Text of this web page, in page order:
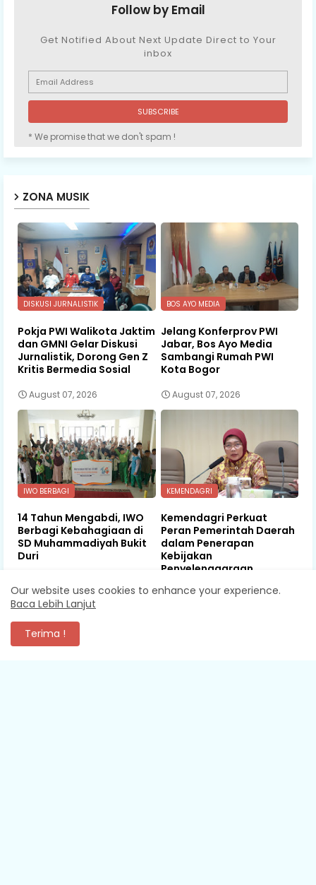
Follow by Email
Get Notified About Next Update Direct to Your
inbox
* We promise that we don't spam !
ZONA MUSIK
DISKUSI JURNALISTIK
Pokja PWI Walikota Jaktim
dan GMNI Gelar Diskusi
Jurnalistik, Dorong Gen Z
Kritis Bermedia Sosial
August 07, 2026
BOS AYO MEDIA
Jelang Konferprov PWI
Jabar, Bos Ayo Media
Sambangi Rumah PWI
Kota Bogor
August 07, 2026
IWO BERBAGI
14 Tahun Mengabdi, IWO
Berbagi Kebahagiaan di
SD Muhammadiyah Bukit
Duri
KEMENDAGRI
Kemendagri Perkuat
Peran Pemerintah Daerah
dalam Penerapan
Kebijakan
Penyelenggaraan
Our website uses cookies to enhance your experience.
Baca Lebih Lanjut
Terima !